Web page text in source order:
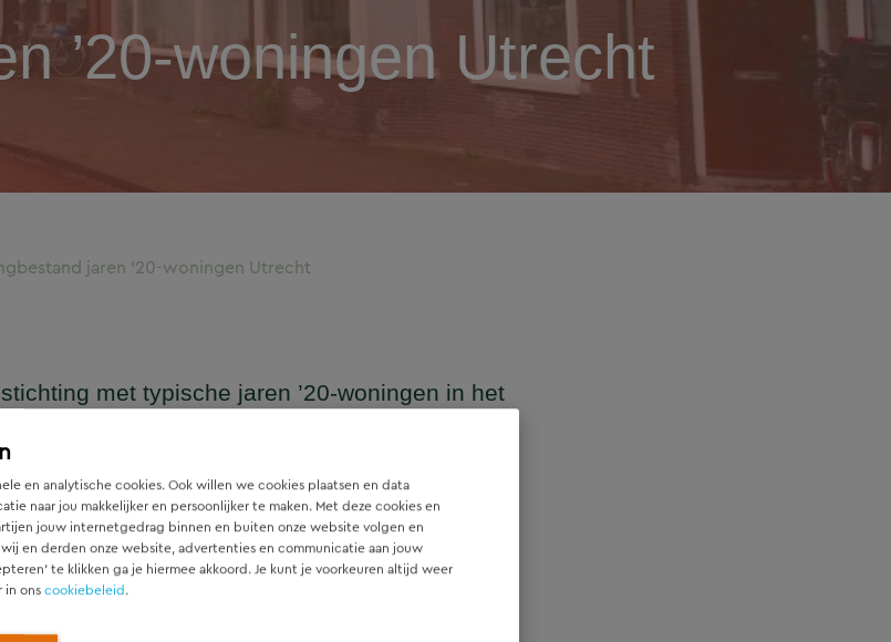
en analytische cookies. Ook willen we cookies plaatsen en data
naar jou makkelijker en persoonlijker te maken. Met deze cookies en
jouw internetgedrag binnen en buiten onze website volgen en
wij en derden onze website, advertenties en communicatie aan jouw
te klikken ga je hiermee akkoord. Je kunt je voorkeuren altijd weer
in onscookiebeleid.
’20-woningen Utrecht
jaren ’20-woningen Utrecht
met typische jaren ’20-woningen in het
grote impact gaat hebben op
uit te brengen waarbij er een inkijk wordt
betrekking tot energietransitie. Vooral welke